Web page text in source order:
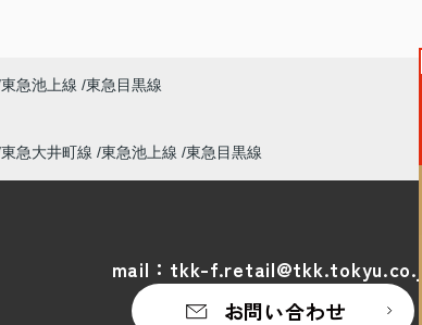
東急池上線 東急目黒線
東急大井町線 東急池上線 東急目黒線
mail： tkk-f.retail@tkk.tokyu.co.jp
お問い合わせ